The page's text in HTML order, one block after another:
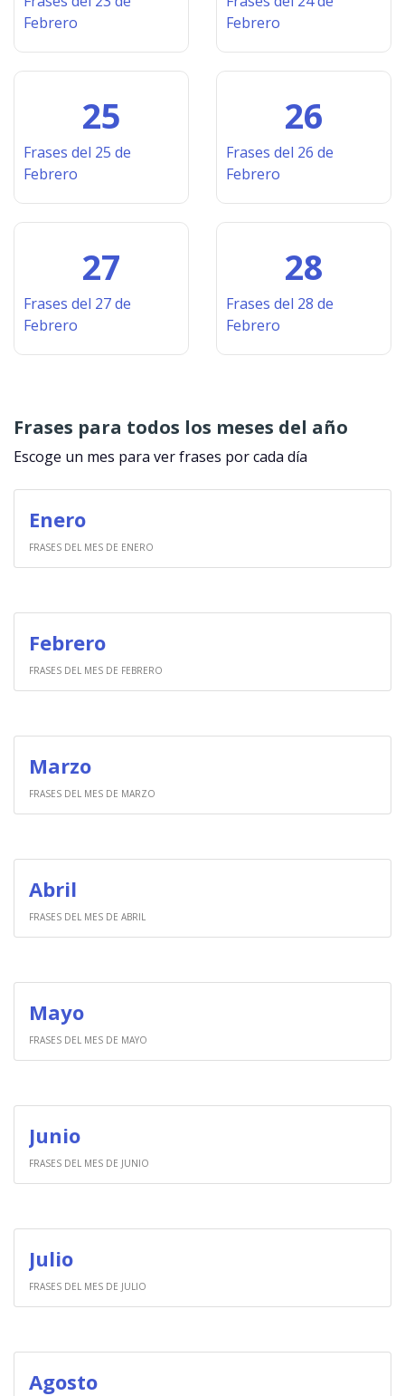
Febrero
Febrero
25
Frases del 25 de
Febrero
26
Frases del 26 de
Febrero
27
Frases del 27 de
Febrero
28
Frases del 28 de
Febrero
Frases para todos los meses del año
Escoge un mes para ver frases por cada día
Enero
FRASES DEL MES DE ENERO
Febrero
FRASES DEL MES DE FEBRERO
Marzo
FRASES DEL MES DE MARZO
Abril
FRASES DEL MES DE ABRIL
Mayo
FRASES DEL MES DE MAYO
Junio
FRASES DEL MES DE JUNIO
Julio
FRASES DEL MES DE JULIO
Agosto